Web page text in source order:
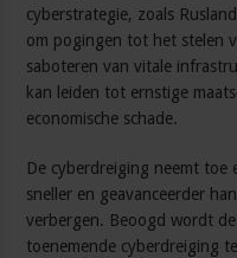
cyberstrategie, zoals
om pogingen tot het stelen
saboteren van vitale
kan leiden tot ernstige
economische schade.
De cyberdreiging neemt toe
sneller en geavanceerder
verbergen. Beoogd wordt
toenemende cyberdreiging